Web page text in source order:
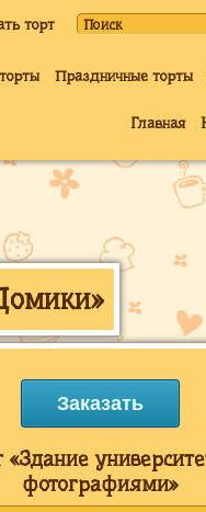
торт
Праздничные торты
Главная
Заказать
«Здание
фотографиями»